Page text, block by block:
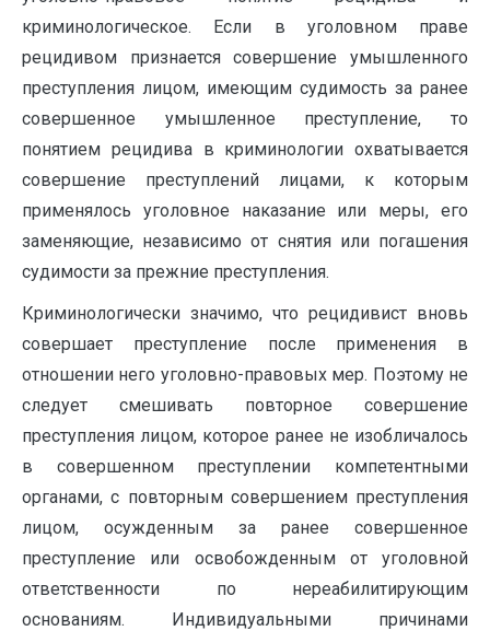
криминологическое. Если в уголовном праве
рецидивом признается совершение умышленного
преступления лицом, имеющим судимость за ранее
совершенное умышленное преступление, то
понятием рецидива в криминологии охватывается
совершение преступлений лицами, к которым
применялось уголовное наказание или меры, его
заменяющие, независимо от снятия или погашения
судимости за прежние преступления.
Криминологически значимо, что рецидивист вновь
совершает преступление после применения в
отношении него уголовно-правовых мер. Поэтому не
следует смешивать повторное совершение
преступления лицом, которое ранее не изобличалось
в совершенном преступлении компетентными
органами, с повторным совершением преступления
лицом, осужденным за ранее совершенное
преступление или освобожденным от уголовной
ответственности по нереабилитирующим
основаниям. Индивидуальными причинами